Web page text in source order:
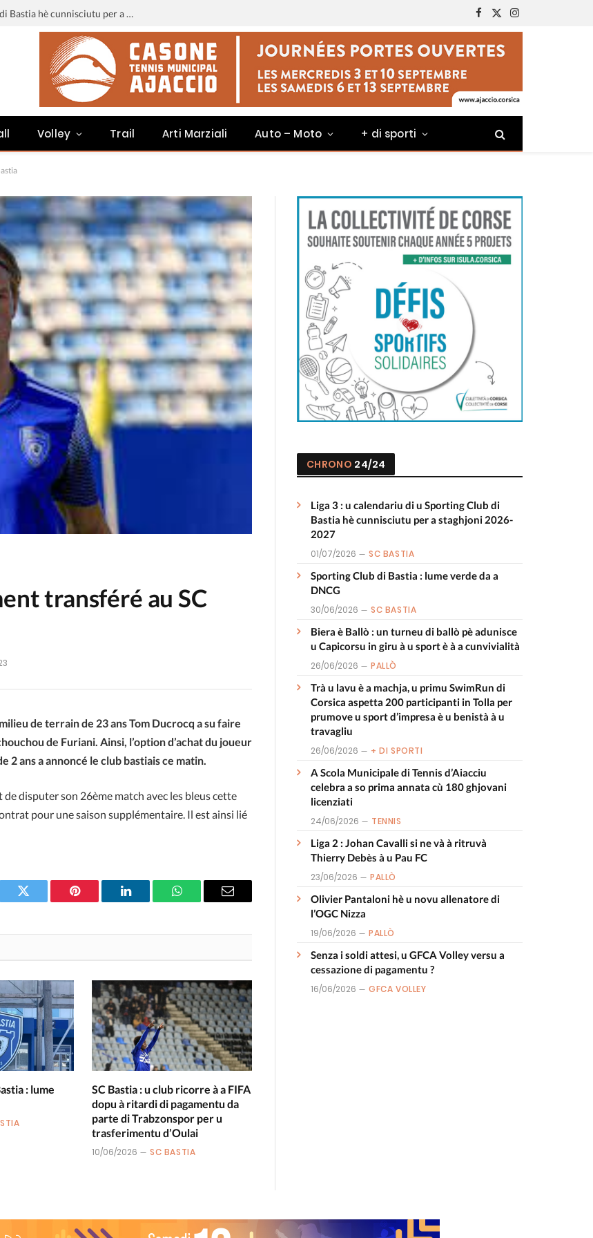
Liga 3 : u calendariu di u Sporting Club di Bastia hè cunnisciutu per a staghjoni 2026-2027
Facebook
X
(Twitter)
Instagram
Volley Trail Arti Marziali Auto – Moto + di sporti
transféré au SC
de terrain de 23 ans Tom Ducrocq a su faire
de Furiani. Ainsi, l’option d’achat du joueur
2 ans a annoncé le club bastiais ce matin.
disputer son 26ème match avec les bleus cette
pour une saison supplémentaire. Il est ainsi lié
Twitter Pinterest LinkedIn WhatsAppEmail
: lume
SC Bastia : u club ricorre à a FIFA
dopu à ritardi di pagamentu da
parte di Trabzonspor per u
trasferimentu d’Oulai
10/06/2026 SC BASTIA
CHRONO 24/24
Liga 3 : u calendariu di u Sporting Club di
Bastia hè cunnisciutu per a staghjoni 2026-
2027
01/07/2026 SC BASTIA
Sporting Club di Bastia : lume verde da a
DNCG
30/06/2026 SC BASTIA
Biera è Ballò : un turneu di ballò pè adunisce
u Capicorsu in giru à u sport è à a cunvivialità
26/06/2026 PALLÒ
Trà u lavu è a machja, u primu SwimRun di
Corsica aspetta 200 participanti in Tolla per
prumove u sport d’impresa è u benistà à u
travagliu
26/06/2026 + DI SPORTI
A Scola Municipale di Tennis d’Aiacciu
celebra a so prima annata cù 180 ghjovani
licenziati
24/06/2026 TENNIS
Liga 2 : Johan Cavalli si ne và à ritruvà
Thierry Debès à u Pau FC
23/06/2026 PALLÒ
Olivier Pantaloni hè u novu allenatore di
l’OGC Nizza
19/06/2026 PALLÒ
Senza i soldi attesi, u GFCA Volley versu a
cessazione di pagamentu ?
16/06/2026 GFCA VOLLEY